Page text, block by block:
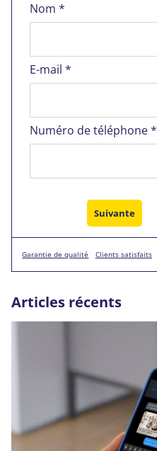
Nom *
E-mail *
Numéro de téléphone *
Garantie de qualité Clients satisfaits
Articles récents